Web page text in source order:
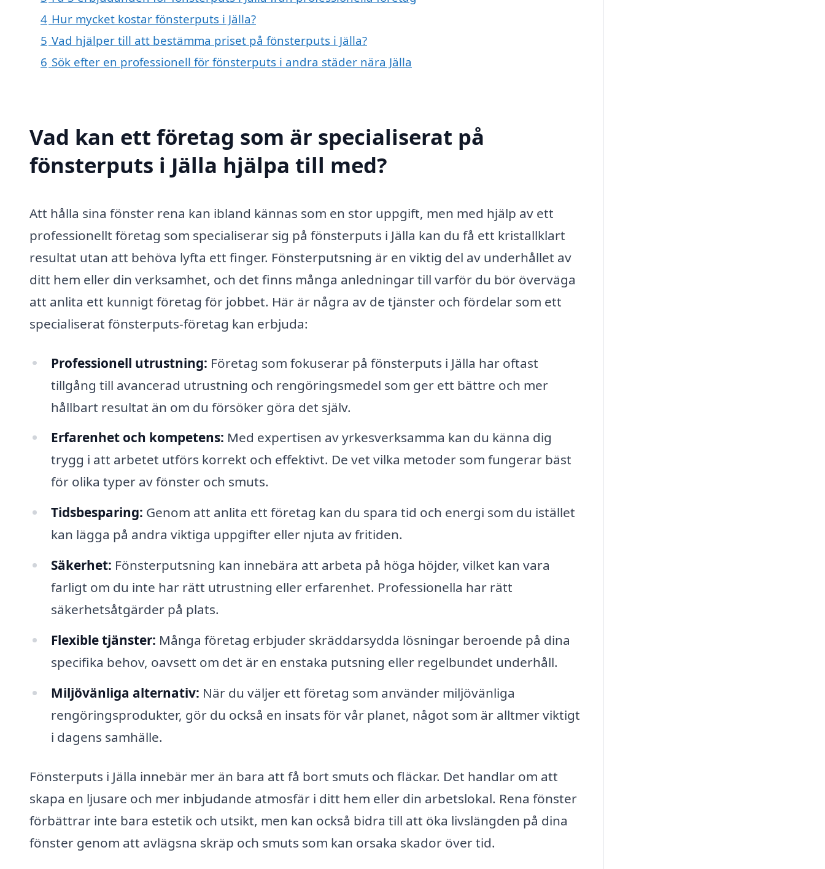
4 Hur mycket kostar fönsterputs i Jälla?
5 Vad hjälper till att bestämma priset på fönsterputs i Jälla?
6 Sök efter en professionell för fönsterputs i andra städer nära Jälla
Vad kan ett företag som är specialiserat på
fönsterputs i Jälla hjälpa till med?
Att hålla sina fönster rena kan ibland kännas som en stor uppgift, men med hjälp av ett
professionellt företag som specialiserar sig på fönsterputs i Jälla kan du få ett kristallklart
resultat utan att behöva lyfta ett finger. Fönsterputsning är en viktig del av underhållet av
ditt hem eller din verksamhet, och det finns många anledningar till varför du bör överväga
att anlita ett kunnigt företag för jobbet. Här är några av de tjänster och fördelar som ett
specialiserat fönsterputs-företag kan erbjuda:
Professionell utrustning: Företag som fokuserar på fönsterputs i Jälla har oftast
tillgång till avancerad utrustning och rengöringsmedel som ger ett bättre och mer
hållbart resultat än om du försöker göra det själv.
Erfarenhet och kompetens: Med expertisen av yrkesverksamma kan du känna dig
trygg i att arbetet utförs korrekt och effektivt. De vet vilka metoder som fungerar bäst
för olika typer av fönster och smuts.
Tidsbesparing: Genom att anlita ett företag kan du spara tid och energi som du istället
kan lägga på andra viktiga uppgifter eller njuta av fritiden.
Säkerhet: Fönsterputsning kan innebära att arbeta på höga höjder, vilket kan vara
farligt om du inte har rätt utrustning eller erfarenhet. Professionella har rätt
säkerhetsåtgärder på plats.
Flexible tjänster: Många företag erbjuder skräddarsydda lösningar beroende på dina
specifika behov, oavsett om det är en enstaka putsning eller regelbundet underhåll.
Miljövänliga alternativ: När du väljer ett företag som använder miljövänliga
rengöringsprodukter, gör du också en insats för vår planet, något som är alltmer viktigt
i dagens samhälle.
Fönsterputs i Jälla innebär mer än bara att få bort smuts och fläckar. Det handlar om att
skapa en ljusare och mer inbjudande atmosfär i ditt hem eller din arbetslokal. Rena fönster
förbättrar inte bara estetik och utsikt, men kan också bidra till att öka livslängden på dina
fönster genom att avlägsna skräp och smuts som kan orsaka skador över tid.